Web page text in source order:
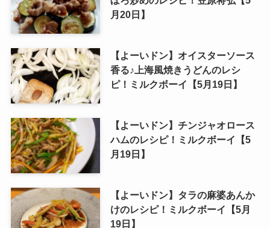
月20日】
【よーいドン】オイスターソース
香る♪上海風焼きうどんのレシ
ピ！ミルクボーイ【5月19日】
【よーいドン】チンジャオロース
ハムのレシピ！ミルクボーイ【5
月19日】
【よーいドン】タラの麻婆あんか
けのレシピ！ミルクボーイ【5月
19日】